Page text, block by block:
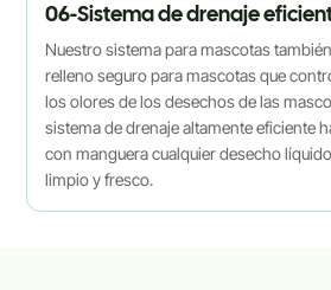
06-Sistema de drenaje
Nuestro sistema para mascotas
relleno seguro para mascotas que
los olores de los desechos de las
sistema de drenaje altamente eficiente
con manguera cualquier desecho
limpio y fresco.